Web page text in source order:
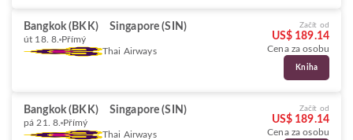
Bangkok (BKK) Singapore (SIN)
út 18. 8. Přímý
Thai Airways
Začít od
US$ 189.14
Cena za osobu
Kniha
Bangkok (BKK) Singapore (SIN)
pá 21. 8. Přímý
Thai Airways
Začít od
US$ 189.14
Cena za osobu